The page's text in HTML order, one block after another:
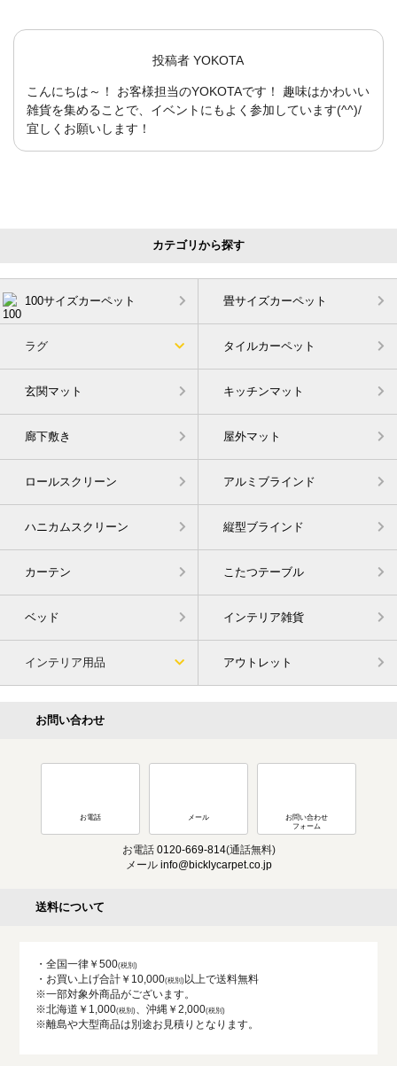
投稿者 YOKOTA
こんにちは～！ お客様担当のYOKOTAです！ 趣味はかわいい
雑貨を集めることで、イベントにもよく参加しています(^^)/
宜しくお願いします！
カテゴリから探す
100サイズカーペット 畳サイズカーペット
ラグ タイルカーペット
玄関マット キッチンマット
廊下敷き 屋外マット
ロールスクリーン アルミブラインド
ハニカムスクリーン 縦型ブラインド
カーテン こたつテーブル
ベッド インテリア雑貨
インテリア用品 アウトレット
お問い合わせ
お電話 メール
お問い合わせ
フォーム
お電話 0120-669-814(通話無料)
メール info@bicklycarpet.co.jp
送料について
・全国一律￥500
・お買い上げ合計￥10,000
以上で送料無料
※一部対象外商品がございます。
※北海道￥1,000
、沖縄￥2,000
※離島や大型商品は別途お見積りとなります。